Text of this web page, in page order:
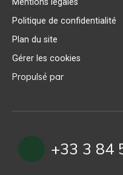
Mentions légales
Politique de confidentialité
Plan du site
Gérer les cookies
Propulsé par
+33 3 84